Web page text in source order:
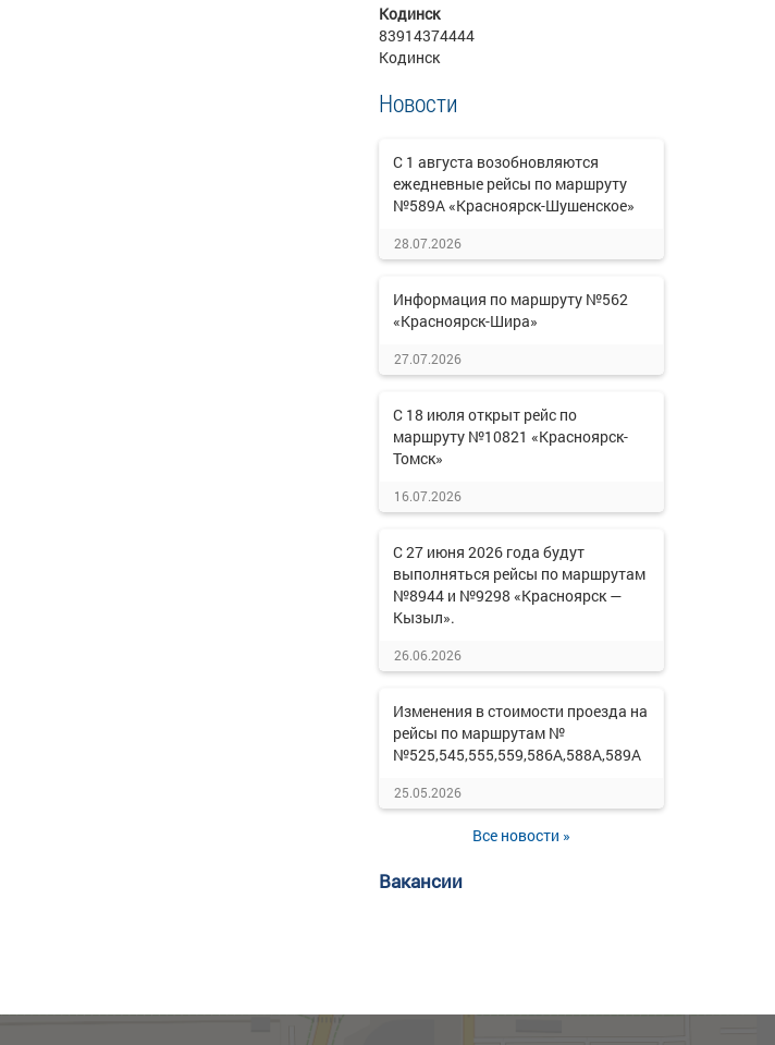
Кодинск
83914374444
Кодинск
Новости
С 1 августа возобновляются
ежедневные рейсы по маршруту
№589А «Красноярск-Шушенское»
28.07.2026
Информация по маршруту №562
«Красноярск-Шира»
27.07.2026
С 18 июля открыт рейс по
маршруту №10821 «Красноярск-
Томск»
16.07.2026
С 27 июня 2026 года будут
выполняться рейсы по маршрутам
№8944 и №9298 «Красноярск —
Кызыл».
26.06.2026
Изменения в стоимости проезда на
рейсы по маршрутам №
№525,545,555,559,586А,588А,589А
25.05.2026
Все новости »
Вакансии